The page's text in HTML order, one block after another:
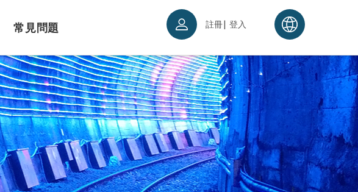
退票須知 入場須知
永續理念
常見問題 註冊| 登入